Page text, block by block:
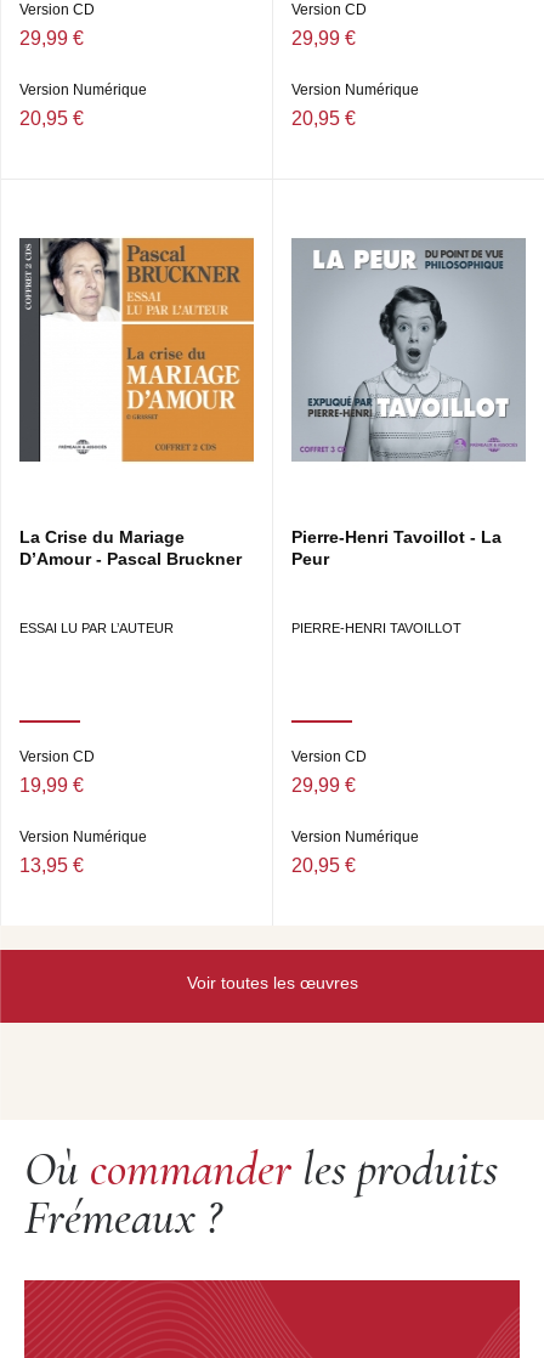
Version CD
29,99 €
Version Numérique
20,95 €
Version CD
29,99 €
Version Numérique
20,95 €
La Crise du Mariage
D’Amour - Pascal Bruckner
ESSAI LU PAR L’AUTEUR
Version CD
19,99 €
Version Numérique
13,95 €
Pierre-Henri Tavoillot - La
Peur
PIERRE-HENRI TAVOILLOT
Version CD
29,99 €
Version Numérique
20,95 €
Voir toutes les œuvres
Où commander les produits
Frémeaux ?